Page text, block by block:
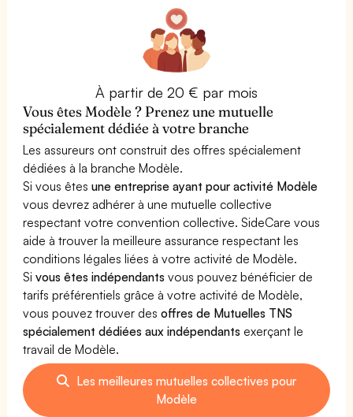
À partir de 20 € par mois
Vous êtes Modèle ? Prenez une mutuelle
spécialement dédiée à votre branche
Les assureurs ont construit des offres spécialement
dédiées à la branche Modèle.
Si vous êtesune entreprise ayant pour activité Modèle
vous devrez adhérer à une mutuelle collective
respectant votre convention collective. SideCare vous
aide à trouver la meilleure assurance respectant les
conditions légales liées à votre activité de Modèle.
Sivous êtes indépendants vous pouvez bénéficier de
tarifs préférentiels grâce à votre activité de Modèle,
vous pouvez trouver desoffres de Mutuelles TNS
spécialement dédiées aux indépendants exerçant le
travail de Modèle.
Les meilleures mutuelles collectives pour
Modèle